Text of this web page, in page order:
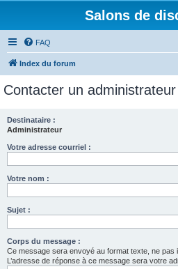
Salons de
FAQ
Index du forum
Contacter un
Destinataire :
Administrateur
Votre adresse courriel :
Votre nom :
Sujet :
Corps du message :
Ce message sera envoyé au format texte, ne pas
L’adresse de réponse à ce message sera votre